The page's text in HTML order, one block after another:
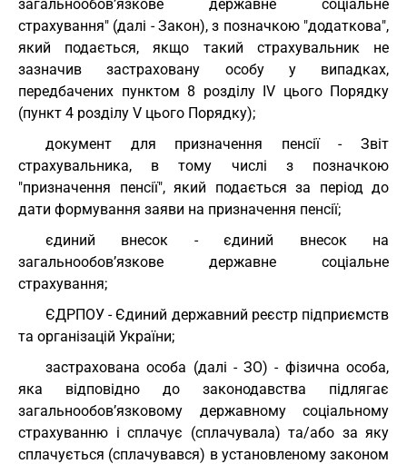
загальнообов’язкове державне соціальне
страхування" (далі - Закон), з позначкою "додаткова",
який подається, якщо такий страхувальник не
зазначив застраховану особу у випадках,
передбачених пунктом 8 розділу ІV цього Порядку
(пункт 4 розділу V цього Порядку);
документ для призначення пенсії - Звіт
страхувальника, в тому числі з позначкою
"призначення пенсії", який подається за період до
дати формування заяви на призначення пенсії;
єдиний внесок - єдиний внесок на
загальнообов’язкове державне соціальне
страхування;
ЄДРПОУ - Єдиний державний реєстр підприємств
та організацій України;
застрахована особа (далі - ЗО) - фізична особа,
яка відповідно до законодавства підлягає
загальнообов’язковому державному соціальному
страхуванню і сплачує (сплачувала) та/або за яку
сплачується (сплачувався) в установленому законом